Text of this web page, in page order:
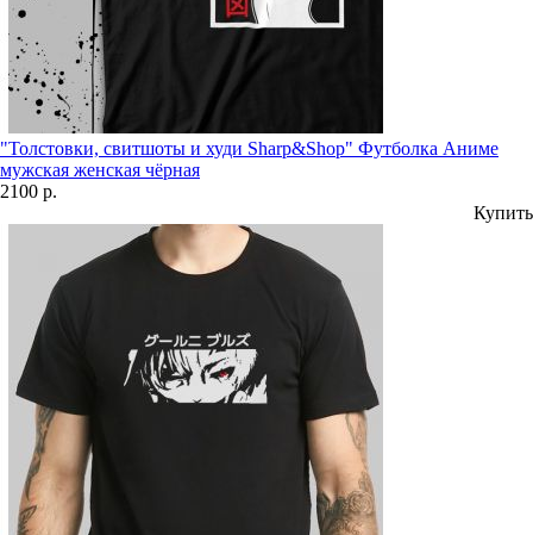
"Толстовки, свитшоты и худи Sharp&Shop" Футболка Аниме
мужская женская чёрная
2100 р.
Купить